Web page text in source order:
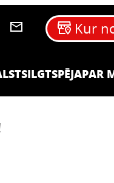
ILGTSPĒJAPAR
Kur